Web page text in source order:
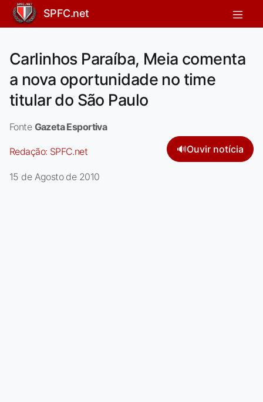
SPFC.net
Carlinhos Paraíba, Meia comenta
a nova oportunidade no time
titular do São Paulo
Fonte Gazeta Esportiva
Redação: SPFC.net 🔊Ouvir notícia
15 de Agosto de 2010